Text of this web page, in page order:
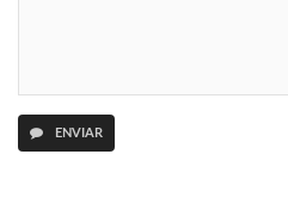
ENVIAR